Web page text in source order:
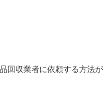
収業者に依頼する方法が